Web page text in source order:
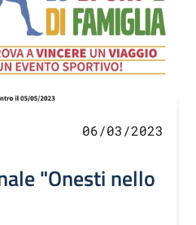
06/03/2023
"Onesti nello